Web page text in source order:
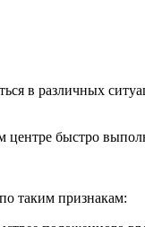
в различных
быстро
таким признакам: